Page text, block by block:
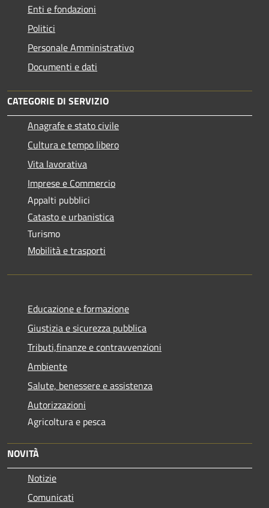
Enti e fondazioni
Politici
Personale Amministrativo
Documenti e dati
CATEGORIE DI SERVIZIO
Anagrafe e stato civile
Cultura e tempo libero
Vita lavorativa
Imprese e Commercio
Appalti pubblici
Catasto e urbanistica
Turismo
Mobilità e trasporti
Educazione e formazione
Giustizia e sicurezza pubblica
Tributi,finanze e contravvenzioni
Ambiente
Salute, benessere e assistenza
Autorizzazioni
Agricoltura e pesca
NOVITÀ
Notizie
Comunicati